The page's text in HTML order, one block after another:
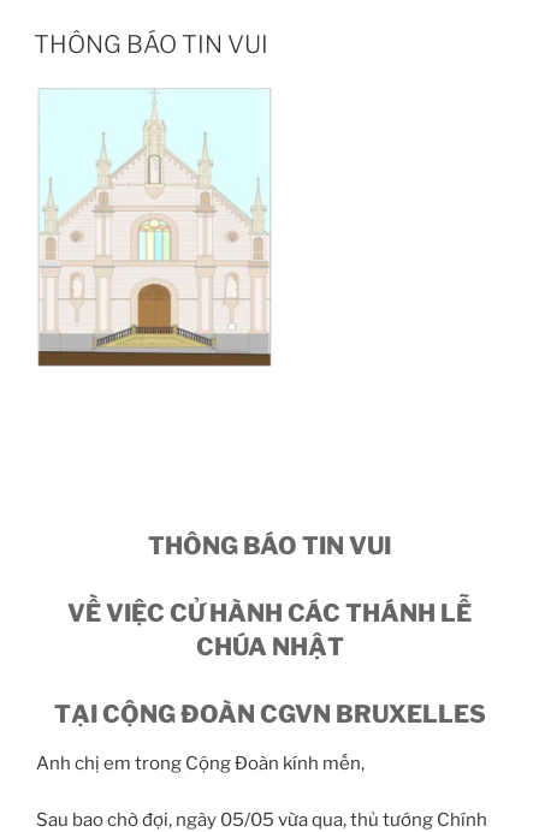
THÔNG BÁO TIN VUI
THÔNG BÁO TIN VUI
VỀ VIỆC CỬ HÀNH CÁC THÁNH LỄ
CHÚA NHẬT
TẠI CỘNG ĐOÀN CGVN BRUXELLES
Anh chị em trong Cộng Đoàn kính mến,
Sau bao chờ đợi, ngày 05/05 vừa qua, thủ tướng Chính